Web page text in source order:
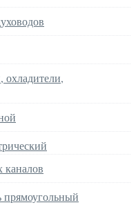
охладители,
каналов
прямоугольный